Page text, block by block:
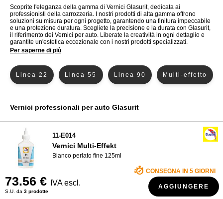
MATERIALI DI CONSUMO PER LA CARROZZERIA
STRUMENTI PER LA CARROZZERIA
ATTREZZATURE PER CARROZZERIA
INSTALLAZIONE IN LABORATORIO
TUTORIAL E CONSIGLI
CHI SIAMO?
Verniciatura De Beer
Verniciatura Ixell
Vernici Lechler
Vernici Lesonal
Vernici Nexa Autocolor
Vernici R-M
Vernici Sikkens
Vernici di Spies Hecker
Vernici Standox
Scoprite l'eleganza della gamma di Vernici Glasurit, dedicata ai
professionisti della carrozzeria. I nostri prodotti di alta gamma offrono
soluzioni su misura per ogni progetto, garantendo una finitura impeccabile
e una protezione duratura. Scegliete la precisione e la durata con Glasurit,
il riferimento dei Vernici per auto. Liberate la creatività in ogni dettaglio e
garantite un'estetica eccezionale con i nostri prodotti specializzati.
Per saperne di più
Linea 22 Linea 55 Linea 90 Multi-effetto
Vernici professionali per auto Glasurit
11-E014
Vernici Multi-Effekt
Bianco perlato fine 125ml
73.56 € IVA escl.
S.U. da 3 prodotte
CONSEGNA IN 5 GIORNI
AGGIUNGERE